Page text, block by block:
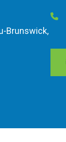
Brunswick,